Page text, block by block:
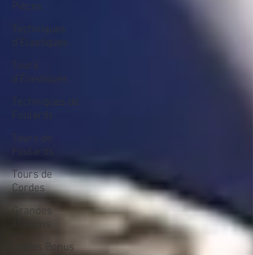
Pièces
Techniques
d'Élastiques
Tours
d'Élastiques
Techniques de
Foulards
Tours de
Tours de
Cordes
Grandes
Vidéos Bonus